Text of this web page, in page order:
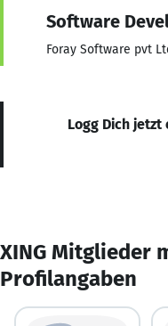
Software
Foray Software pvt
Logg Dich jetzt
XING Mitglieder
Profilangaben